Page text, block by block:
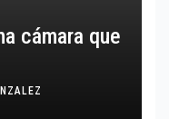
cámara que